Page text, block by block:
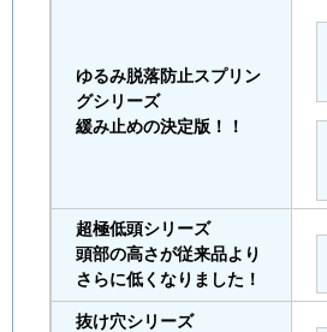
ゆるみ脱落防止スプリン
グシリーズ
緩み止めの決定版！！
超極低頭シリーズ
頭部の高さが従来品より
さらに低くなりました！
抜け穴シリーズ